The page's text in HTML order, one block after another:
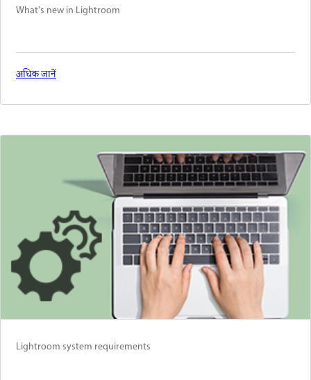
What's new in Lightroom
अधिक जानें
Lightroom system requirements